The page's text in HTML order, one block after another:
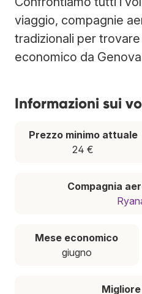
viaggio, compagnie
tradizionali per
economico da
Informazioni sui
Prezzo minimo attuale
24 €
Compagnia
Mese economico
giugno